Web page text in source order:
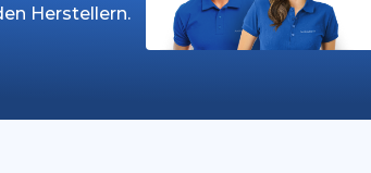
Herstellern.